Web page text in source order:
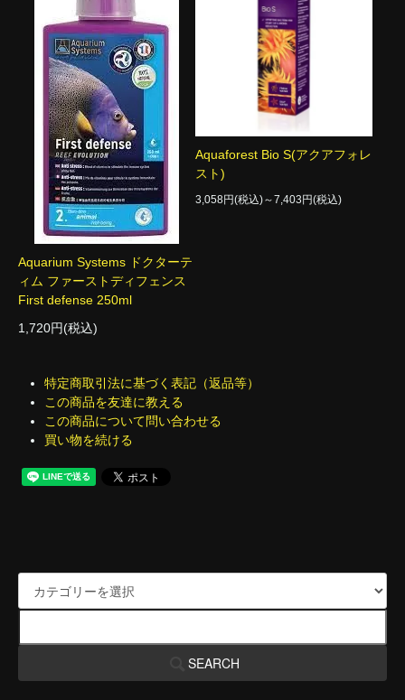
Aquarium Systems ドクターテ
ィム ファーストディフェンス
First defense 250ml
1,720円(税込)
Aquaforest Bio S(アクアフォレ
スト)
3,058円(税込)～7,403円(税込)
特定商取引法に基づく表記（返品等）
この商品を友達に教える
この商品について問い合わせる
買い物を続ける
SEARCH